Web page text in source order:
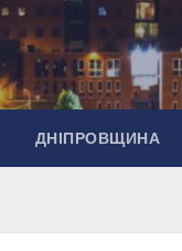
ДНІПРОВЩИНА